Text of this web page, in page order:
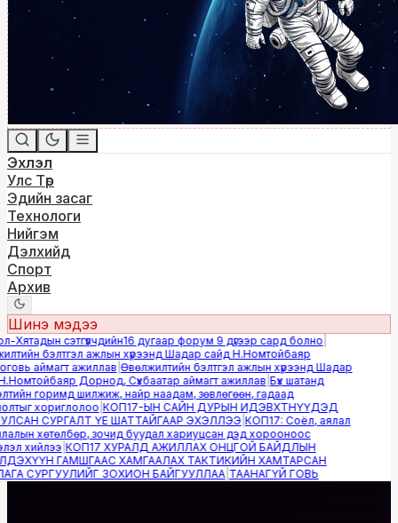
Эхлэл
Улс Төр
Эдийн засаг
Технологи
Нийгэм
Дэлхийд
Спорт
Архив
Шинэ мэдээ
сэтгүүлчдийн16 дугаар форум 9 дүгээр сард болно|
бэлтгэл ажлын хүрээнд Шадар сайд Н.Номтойбаяр
аймагт ажиллав|Өвөлжилтийн бэлтгэл ажлын хүрээнд Шадар
Дорнод, Сүхбаатар аймагт ажиллав|Бүх шатанд
горимд шилжиж, найр наадам, зөвлөгөөн, гадаад
хориглолоо|КОП17-ЫН САЙН ДУРЫН ИДЭВХТНҮҮДЭД
СУРГАЛТ ҮЕ ШАТТАЙГААР ЭХЭЛЛЭЭ|КОП17: Соёл, аялал
хөтөлбөр, зочид буудал хариуцсан дэд хорооноос
хийлээ|КОП17 ХУРАЛД АЖИЛЛАХ ОНЦГОЙ БАЙДЛЫН
ГАМШГААС ХАМГААЛАХ ТАКТИКИЙН ХАМТАРСАН
СУРГУУЛИЙГ ЗОХИОН БАЙГУУЛЛАА|ТААНАГҮЙ ГОВЬ